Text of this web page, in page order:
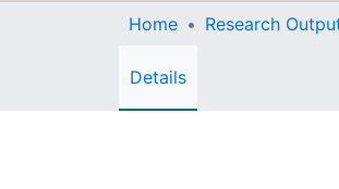
Home Research
Details